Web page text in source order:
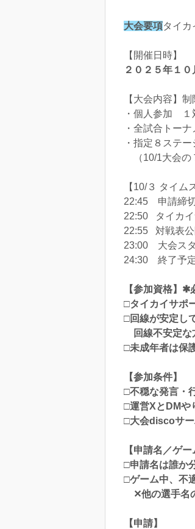
大会要項タイカ
【開催日時】
２０２５年１
【大会内容】制
・個人参加 １
・全試合トー
・指定８ステ
（10/1大会の
【10/３ タイム
22:45 申請締切
22:50 タイカイ
22:55 対戦表公
23:00 大会ス
24:30 終了予
【参加資格】✱
□タイカイサポ
□回線が安定し
回線不安定な
□未成年者は保
【参加条件】
□不穏な発言・
□運営XとDMや
□大会discoサ
【申請名／ゲー
□申請名は誰か
□ゲーム中、不
✕他の選手名
【申請】